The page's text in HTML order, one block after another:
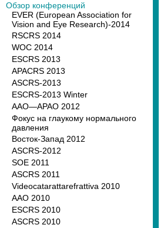
Обзор конференций
EVER (European Association for
Vision and Eye Research)-2014
RSCRS 2014
WOC 2014
ESCRS 2013
APACRS 2013
ASCRS-2013
ESCRS-2013 Winter
AAO—APAO 2012
Фокус на глаукому нормального
давления
Восток-Запад 2012
ASCRS-2012
SOE 2011
ASCRS 2011
Videocatarattarefrattiva 2010
ААО 2010
ESCRS 2010
ASCRS 2010